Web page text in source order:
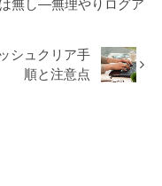
無し―無理やりログア
シュクリア手
順と注意点